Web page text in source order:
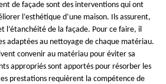
de façade sont des interventions qui ont
l’esthétique d’une maison. Ils assurent,
l’étanchéité de la façade. Pour ce faire, il
adaptées au nettoyage de chaque matériau.
convenir au matériau pour éviter sa
appropriés sont apportés pour résorber les
prestations requièrent la compétence de